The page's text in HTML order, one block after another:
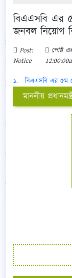
বিএএসবি এর
জনবল নিয়োগ
Post:
Notice
পোষ্ট
১. বিএএসবি এর ৫ম
মাননীয়